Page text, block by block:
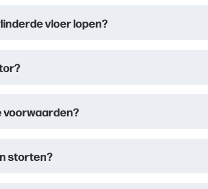
vloer lopen?
voorwaarden?
storten?